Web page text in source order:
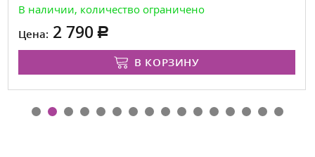
В наличии, количество ограничено
Цена: 2 790
В КОРЗИНУ